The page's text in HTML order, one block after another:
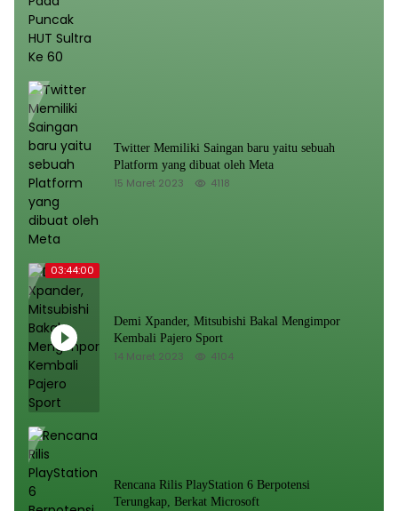
Twitter Memiliki Saingan baru yaitu sebuah
Platform yang dibuat oleh Meta
15 Maret 2023 4118
03:44:00
Demi Xpander, Mitsubishi Bakal Mengimpor
Kembali Pajero Sport
14 Maret 2023 4104
Rencana Rilis PlayStation 6 Berpotensi
Terungkap, Berkat Microsoft